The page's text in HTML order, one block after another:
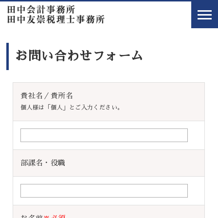
お問い合わせフォーム
貴社名／貴所名
個人様は「個人」とご入力ください。
部課名・役職